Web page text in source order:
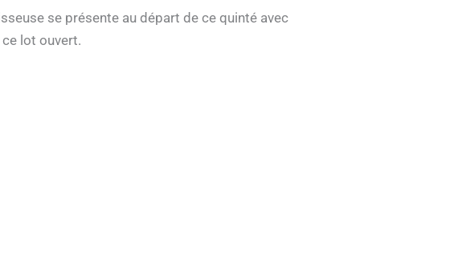
se présente au départ de ce quinté avec
lot ouvert.